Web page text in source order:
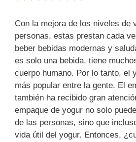
Con la mejora de los niveles de
personas, estas prestan cada
beber bebidas modernas y
es solo una bebida, tiene
cuerpo humano. Por lo tanto, el
más popular entre la gente. El
también ha recibido gran
empaque de yogur no solo
de las personas, sino que
vida útil del yogur. Entonces,